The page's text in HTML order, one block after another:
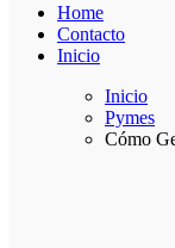
Home
Contacto
Inicio
Inicio
Pymes
Cómo